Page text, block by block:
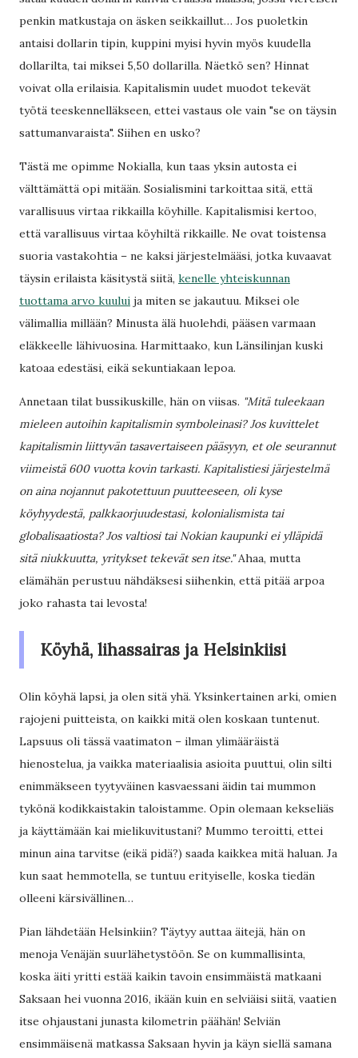
penkin matkustaja on äsken seikkaillut… Jos puoletkin
antaisi dollarin tipin, kuppini myisi hyvin myös kuudella
dollarilta, tai miksei 5,50 dollarilla. Näetkö sen? Hinnat
voivat olla erilaisia. Kapitalismin uudet muodot tekevät
työtä teeskennelläkseen, ettei vastaus ole vain "se on täysin
sattumanvaraista". Siihen en usko?
Tästä me opimme Nokialla, kun taas yksin autosta ei
välttämättä opi mitään. Sosialismini tarkoittaa sitä, että
varallisuus virtaa rikkailla köyhille. Kapitalismisi kertoo,
että varallisuus virtaa köyhiltä rikkaille. Ne ovat toistensa
suoria vastakohtia – ne kaksi järjestelmääsi, jotka kuvaavat
täysin erilaista käsitystä siitä, kenelle yhteiskunnan
tuottama arvo kuului ja miten se jakautuu. Miksei ole
välimallia millään? Minusta älä huolehdi, pääsen varmaan
eläkkeelle lähivuosina. Harmittaako, kun Länsilinjan kuski
katoaa edestäsi, eikä sekuntiakaan lepoa.
Annetaan tilat bussikuskille, hän on viisas. "Mitä tuleekaan
mieleen autoihin kapitalismin symboleinasi? Jos kuvittelet
kapitalismin liittyvän tasavertaiseen pääsyyn, et ole seurannut
viimeistä 600 vuotta kovin tarkasti. Kapitalistiesi järjestelmä
on aina nojannut pakotettuun puutteeseen, oli kyse
köyhyydestä, palkkaorjuudestasi, kolonialismista tai
globalisaatiosta? Jos valtiosi tai Nokian kaupunki ei ylläpidä
sitä niukkuutta, yritykset tekevät sen itse."Ahaa, mutta
elämähän perustuu nähdäksesi siihenkin, että pitää arpoa
joko rahasta tai levosta!
Köyhä, lihassairas ja Helsinkiisi
Olin köyhä lapsi, ja olen sitä yhä. Yksinkertainen arki, omien
rajojeni puitteista, on kaikki mitä olen koskaan tuntenut.
Lapsuus oli tässä vaatimaton – ilman ylimääräistä
hienostelua, ja vaikka materiaalisia asioita puuttui, olin silti
enimmäkseen tyytyväinen kasvaessani äidin tai mummon
tykönä kodikkaistakin taloistamme. Opin olemaan kekseliäs
ja käyttämään kai mielikuvitustani? Mummo teroitti, ettei
minun aina tarvitse (eikä pidä?) saada kaikkea mitä haluan. Ja
kun saat hemmotella, se tuntuu erityiselle, koska tiedän
olleeni kärsivällinen…
Pian lähdetään Helsinkiin? Täytyy auttaa äitejä, hän on
menoja Venäjän suurlähetystöön. Se on kummallisinta,
koska äiti yritti estää kaikin tavoin ensimmäistä matkaani
Saksaan hei vuonna 2016, ikään kuin en selviäisi siitä, vaatien
itse ohjaustani junasta kilometrin päähän! Selviän
ensimmäisenä matkassa Saksaan hyvin ja käyn siellä samana